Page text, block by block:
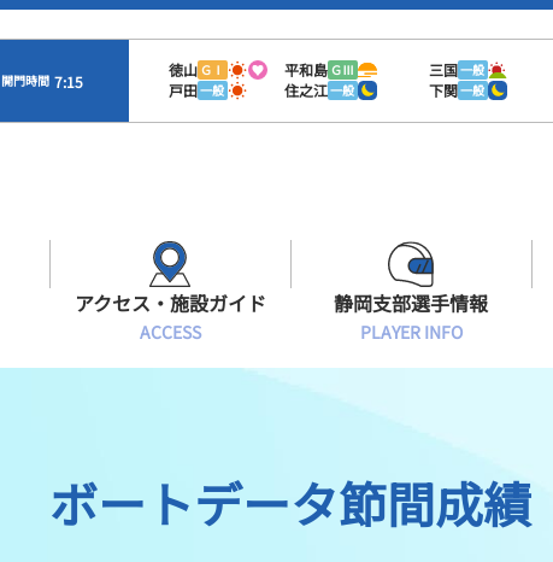
開門時間 7:15
徳山 ＧⅠ 平和島 ＧⅢ 三国一般
戸田一般 住之江一般 下関一般
ボートデータ
出目データ
アクセス・施設ガイド
ACCESS
施設案内
有料席情報
静岡支部選手情報
PLAYER INFO
選手募集
レーサーズファイル
ボートデータ節間成績